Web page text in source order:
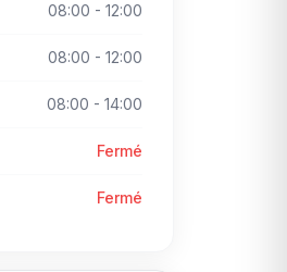
08:00 - 12:00
08:00 - 12:00
08:00 - 14:00
Fermé
Fermé